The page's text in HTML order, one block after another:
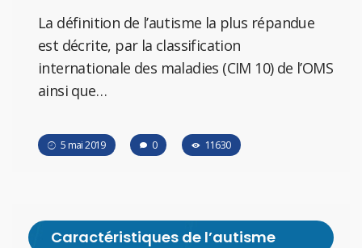
La définition de l’autisme la plus répandue
est décrite, par la classification
internationale des maladies (CIM 10) de l’OMS
ainsi que…
5 mai 2019 0 11630
Caractéristiques de l’autisme